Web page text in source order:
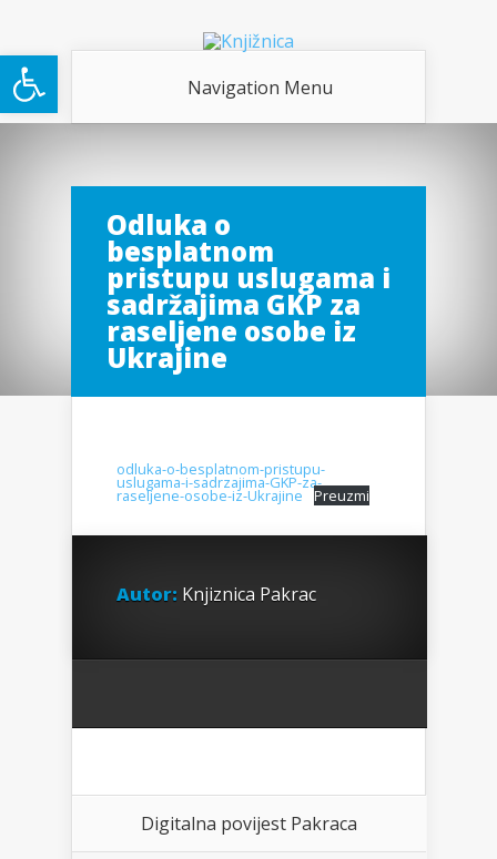
Open toolbar Navigation Menu
Odluka o
besplatnom
pristupu uslugama i
sadržajima GKP za
raseljene osobe iz
Ukrajine
odluka-o-besplatnom-pristupu-
uslugama-i-sadrzajima-GKP-za-
raseljene-osobe-iz-Ukrajine Preuzmi
Autor: Knjiznica Pakrac
Digitalna povijest Pakraca